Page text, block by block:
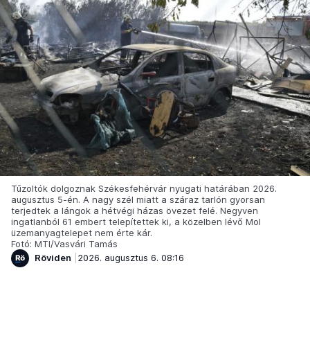
Tűzoltók dolgoznak Székesfehérvár nyugati határában 2026.
augusztus 5-én. A nagy szél miatt a száraz tarlón gyorsan
terjedtek a lángok a hétvégi házas övezet felé. Negyven
ingatlanból 61 embert telepítettek ki, a közelben lévő Mol
üzemanyagtelepet nem érte kár.
Fotó: MTI/Vasvári Tamás
Röviden
2026. augusztus 6. 08:16